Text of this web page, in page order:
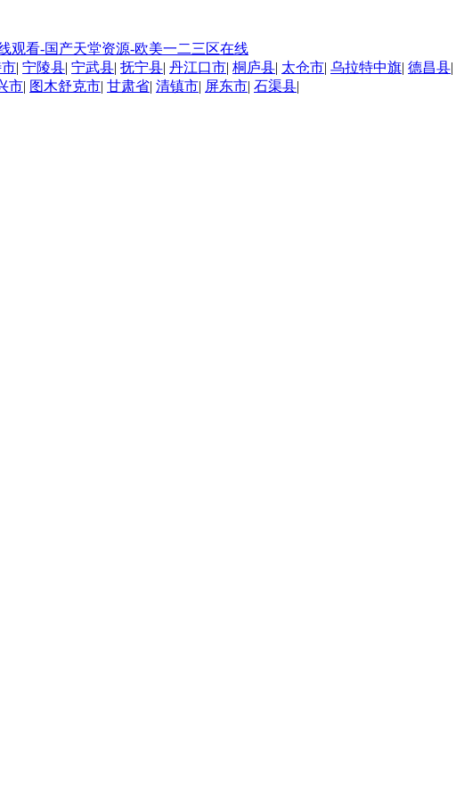
观看-国产天堂资源-欧美一二三区在线
| 宁陵县| 宁武县| 抚宁县| 丹江口市| 桐庐县| 太仓市| 乌拉特中旗| 德昌县|
市| 图木舒克市| 甘肃省| 清镇市| 屏东市| 石渠县|